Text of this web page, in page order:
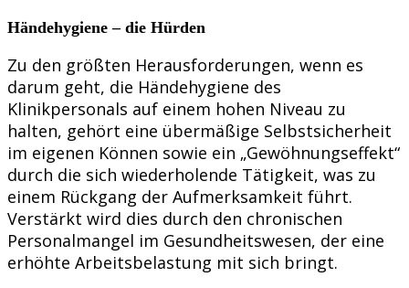
Händehygiene – die Hürden
Zu den größten Herausforderungen, wenn es
darum geht, die Händehygiene des
Klinikpersonals auf einem hohen Niveau zu
halten, gehört eine übermäßige Selbstsicherheit
im eigenen Können sowie ein „Gewöhnungseffekt“
durch die sich wiederholende Tätigkeit, was zu
einem Rückgang der Aufmerksamkeit führt.
Verstärkt wird dies durch den chronischen
Personalmangel im Gesundheitswesen, der eine
erhöhte Arbeitsbelastung mit sich bringt.